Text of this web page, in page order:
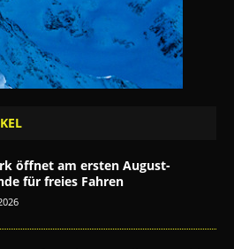
öffnet am ersten August-
für freies Fahren